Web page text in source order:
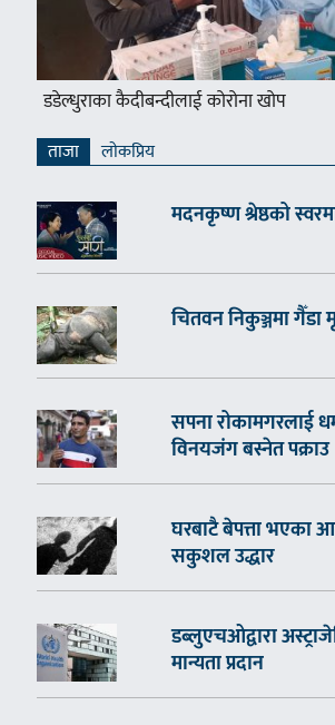
डडेल्धुराका कैदीबन्दीलाई कोरोना खोप
ताजा लाेकप्रिय
मदनकृष्ण श्रेष्ठको
चितवन निकुञ्जमा
सपना रोकामगरलाई
विनयजंग बस्नेत पक्राउ
घरबाटै बेपत्ता भएका
सकुशल उद्धार
डब्लुएचओद्वारा
मान्यता प्रदान